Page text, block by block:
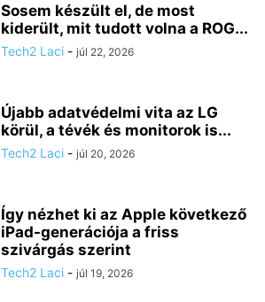
Sosem készült el, de most
kiderült, mit tudott volna a ROG...
Tech2 Laci - júl 22, 2026
Újabb adatvédelmi vita az LG
körül, a tévék és monitorok is...
Tech2 Laci - júl 20, 2026
Így nézhet ki az Apple következő
iPad-generációja a friss
szivárgás szerint
Tech2 Laci - júl 19, 2026